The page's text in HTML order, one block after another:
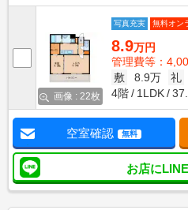
画像 : 22枚
写真充実 無料オン
8.9万円
管理費等：
敷
8.9万 礼
4階
1LDK
空室確認 無料
お店に